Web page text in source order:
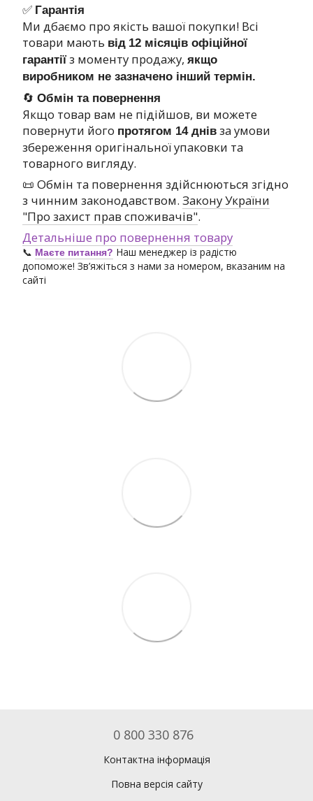
✅ Гарантія
Ми дбаємо про якість вашої покупки! Всі
товари мають від 12 місяців офіційної
гарантії з моменту продажу, якщо
виробником не зазначено інший термін.
🔄 Обмін та повернення
Якщо товар вам не підійшов, ви можете
повернути його протягом 14 днів за умови
збереження оригінальної упаковки та
товарного вигляду.
📜 Обмін та повернення здійснюються згідно
з чинним законодавством. Закону України
"Про захист прав споживачів".
Детальніше про повернення товару
📞 Маєте питання? Наш менеджер із радістю
допоможе! Зв’яжіться з нами за номером, вказаним на
сайті
0 800 330 876
Контактна інформація
Повна версія сайту